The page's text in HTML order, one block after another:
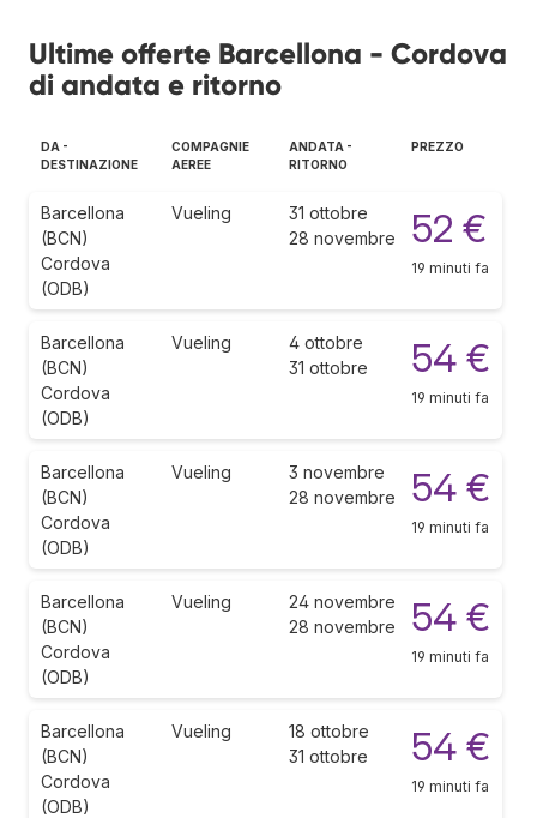
Ultime offerte Barcellona - Cordova
di andata e ritorno
DA -
DESTINAZIONE
COMPAGNIE
AEREE
ANDATA -
RITORNO
PREZZO
Barcellona
(BCN)
Cordova
(ODB)
Vueling
31 ottobre
28 novembre
52 €
19 minuti fa
Barcellona
(BCN)
Cordova
(ODB)
Vueling
4 ottobre
31 ottobre
54 €
19 minuti fa
Barcellona
(BCN)
Cordova
(ODB)
Vueling
3 novembre
28 novembre
54 €
19 minuti fa
Barcellona
(BCN)
Cordova
(ODB)
Vueling
24 novembre
28 novembre
54 €
19 minuti fa
Barcellona
(BCN)
Cordova
(ODB)
Vueling
18 ottobre
31 ottobre
54 €
19 minuti fa